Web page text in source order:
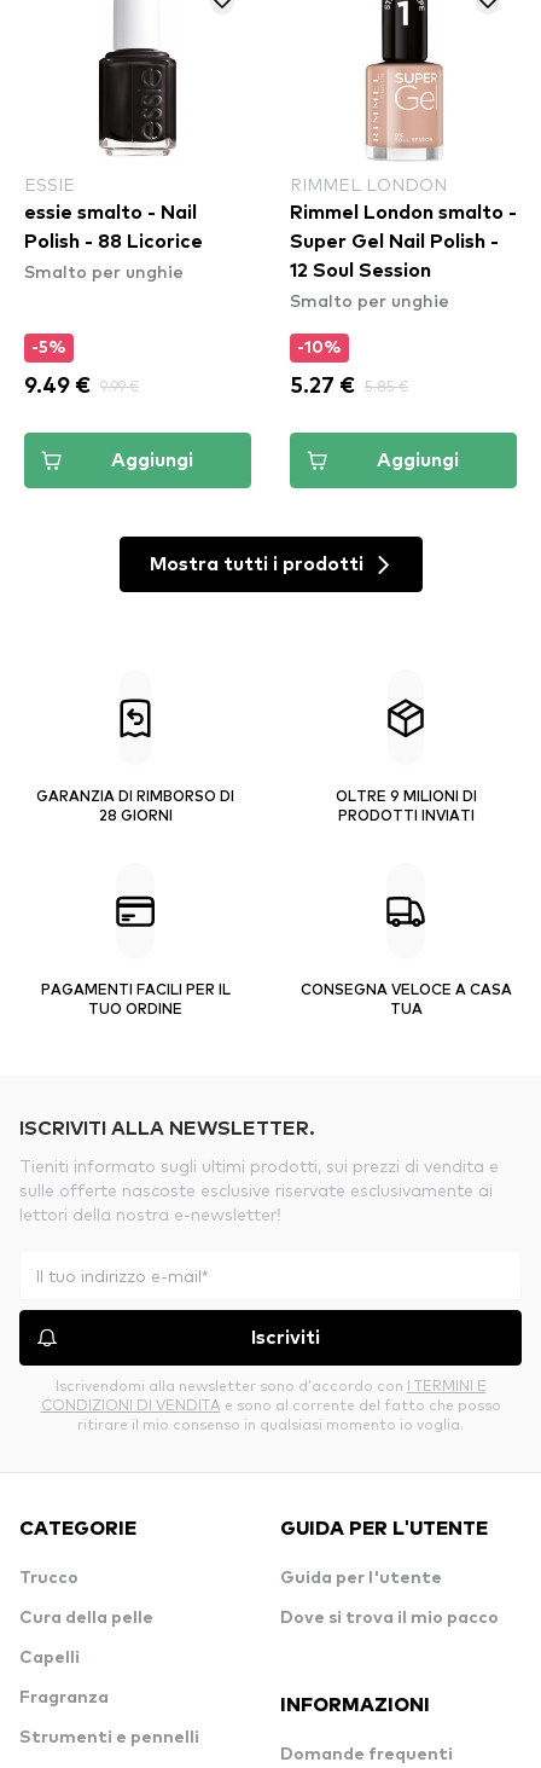
ESSIE
essie smalto - Nail
Polish - 88 Licorice
Smalto per unghie
-5%
9.49 € 9.99 €
Aggiungi
RIMMEL LONDON
Rimmel London smalto -
Super Gel Nail Polish -
12 Soul Session
Smalto per unghie
-10%
5.27 € 5.85 €
Aggiungi
Mostra tutti i prodotti
GARANZIA DI RIMBORSO DI
28 GIORNI
OLTRE 9 MILIONI DI
PRODOTTI INVIATI
PAGAMENTI FACILI PER IL
TUO ORDINE
CONSEGNA VELOCE A CASA
TUA
ISCRIVITI ALLA NEWSLETTER.
Tieniti informato sugli ultimi prodotti, sui prezzi di vendita e
sulle offerte nascoste esclusive riservate esclusivamente ai
lettori della nostra e-newsletter!
Iscriviti
Iscrivendomi alla newsletter sono d’accordo con I TERMINI E
CONDIZIONI DI VENDITA e sono al corrente del fatto che posso
ritirare il mio consenso in qualsiasi momento io voglia.
CATEGORIE
Trucco
Cura della pelle
Capelli
Fragranza
Strumenti e pennelli
GUIDA PER L'UTENTE
Guida per l'utente
Dove si trova il mio pacco
INFORMAZIONI
Domande frequenti